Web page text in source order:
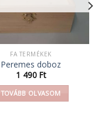
FA TERMÉKEK
Peremes doboz
1 490 Ft
TOVÁBB OLVASOM